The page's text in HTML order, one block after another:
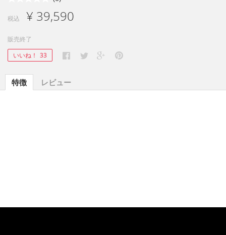
税込 ¥ 39,590
販売終了
いいね！ 33
特徴 レビュー